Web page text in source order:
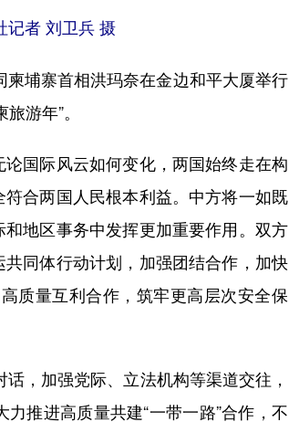
者 刘卫兵 摄
埔寨首相洪玛奈在金边和平大厦举行
游年”。
国际风云如何变化，两国始终走在构
合两国人民根本利益。中方将一如既
地区事务中发挥更加重要作用。双方
同体行动计划，加强团结合作，加快
质量互利合作，筑牢更高层次安全保
，加强党际、立法机构等渠道交往，
推进高质量共建“一带一路”合作，不